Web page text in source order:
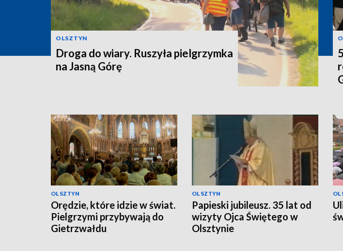
OLSZTYN
Droga do wiary. Ruszyła pielgrzymka
na Jasną Górę
OLSZTYN
Orędzie, które idzie w świat.
Pielgrzymi przybywają do
Gietrzwałdu
OLSZTYN
Papieski jubileusz. 35 lat od
wizyty Ojca Świętego w
Olsztynie